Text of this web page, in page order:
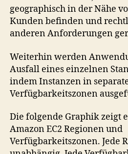
geographisch in der Nähe
Kunden befinden und
anderen Anforderungen
Weiterhin werden
Ausfall eines einzelnen
indem Instanzen in
Verfügbarkeitszonen
Die folgende Graphik zeigt
Amazon EC2 Regionen und
Verfügbarkeitszonen. Jede